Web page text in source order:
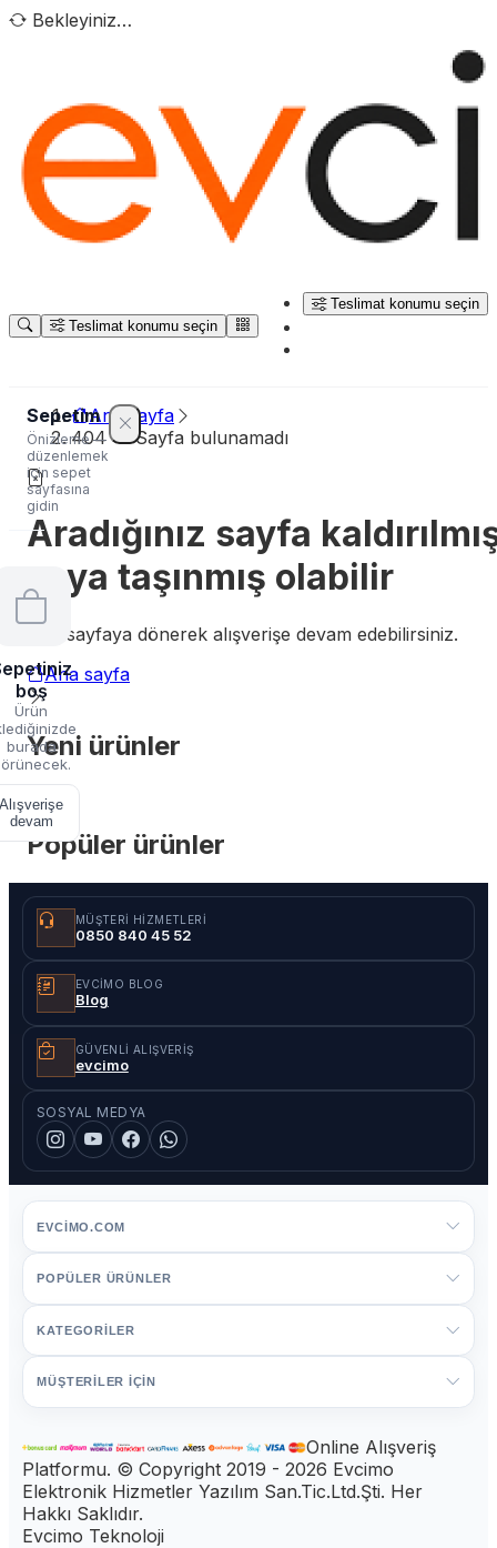
Bekleyiniz…
Teslimat konumu seçin
Teslimat konumu seçin
Sepetim
Önizleme —
düzenlemek
için sepet
sayfasına
gidin
boş
Ürün
burada
Alışverişe
devam
Ana sayfa
404 — Sayfa bulunamadı
Aradığınız sayfa
veya taşınmış olabilir
Ana sayfaya dönerek alışverişe devam edebilirsiniz.
Ana sayfa
Yeni ürünler
Popüler ürünler
MÜŞTERI HIZMETLERI
0850 840 45 52
EVCIMO BLOG
Blog
GÜVENLI ALIŞVERIŞ
evcimo
SOSYAL MEDYA
EVCIMO.COM
POPÜLER ÜRÜNLER
KATEGORİLER
MÜŞTERİLER İÇİN
Online Alışveriş
Platformu. © Copyright 2019 - 2026 Evcimo
Elektronik Hizmetler Yazılım San.Tic.Ltd.Şti. Her
Hakkı Saklıdır.
Evcimo Teknoloji